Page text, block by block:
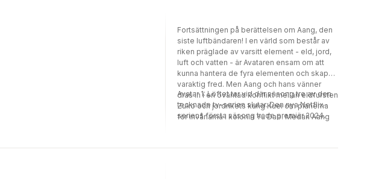
Fortsättningen på berättelsen om Aang, den
siste luftbändaren! I en värld som består av
riken präglade av varsitt element - eld, jord,
luft och vatten - är Avataren ensam om att
kunna hantera de fyra elementen och skapa
varaktig fred. Men Aang och hans vänner
dras in i en oväntad konflikt mellan eldfursten
Zuko och jordrikets kung Kuei om planerna
för invånarna i kolonin Yu Dao. Medan Aang
sin skola mot rivaliserande eldbändare.
Avatar 1: Löftet tar vid där säsong tre av den
tecknade tv-serien slutar. Den nya Netflix-
seriens första säsong hade premiär 2024.